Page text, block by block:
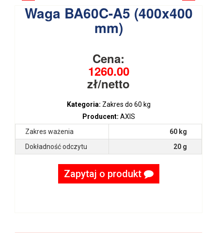
Waga BA60C-A5 (400x400
mm)
Cena:
1260.00
zł/netto
Kategoria: Zakres do 60 kg
Producent: AXIS
Zakres ważenia
60 kg
Dokładność odczytu
20 g
Zapytaj o produkt